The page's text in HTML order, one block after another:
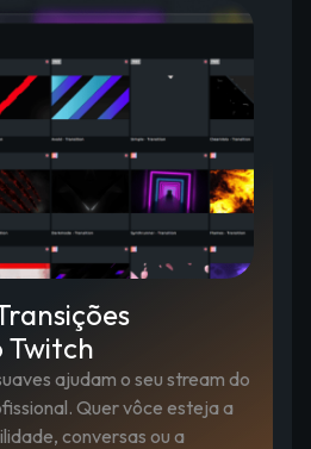
Twitch
ajudam o seu stream do
Quer vôce esteja a
conversas ou a